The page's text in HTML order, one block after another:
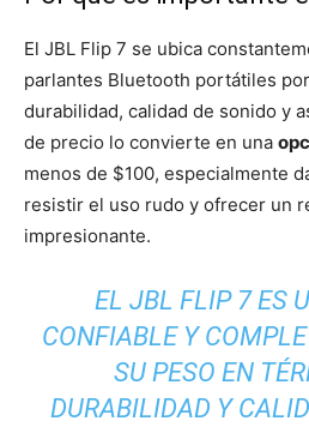
El JBL Flip 7 se ubica
parlantes Bluetooth portátiles
durabilidad, calidad de sonido y
de precio lo convierte en una
menos de $100, especialmente
resistir el uso rudo y ofrecer un
impresionante.
EL JBL FLIP 7 ES
CONFIABLE Y
SU PESO EN
DURABILIDAD Y